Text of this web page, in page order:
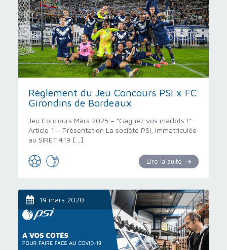
Règlement du Jeu Concours PSI x FC
Girondins de Bordeaux
Jeu Concours Mars 2025 – “Gagnez vos maillots !”
Article 1 – Présentation La société PSI, immatriculée
au SIRET 419 […]
Lire la suite
19 mars 2020